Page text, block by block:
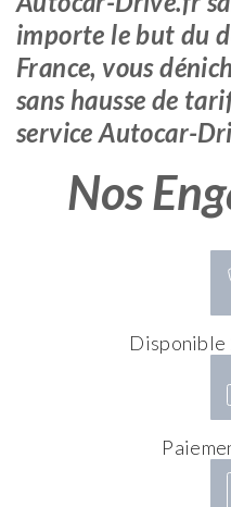
importe le but du
France, vous
sans hausse de
service Autocar-
Nos
Disponible